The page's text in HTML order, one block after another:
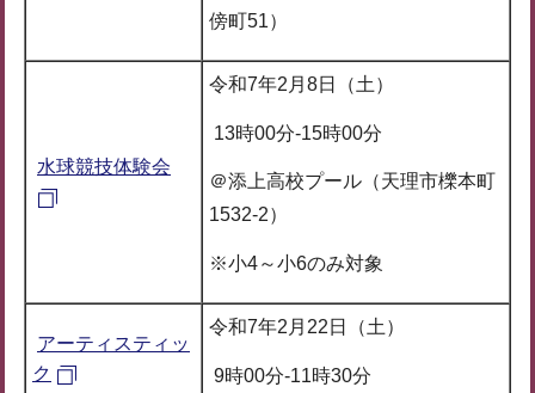
傍町51）
水球競技体験会
令和7年2月8日（土）
13時00分-15時00分
＠添上高校プール（天理市櫟本町
1532-2）
※小4～小6のみ対象
アーティスティッ
ク
令和7年2月22日（土）
9時00分-11時30分